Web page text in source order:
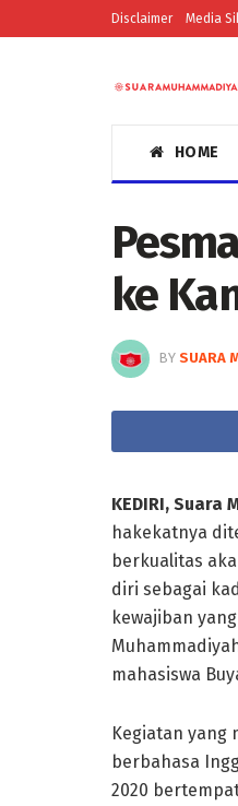
Disclaimer Media
HOME
ke
BY SUARA
KEDIRI, Suara
hakekatnya
berkualitas
diri sebagai
kewajiban
mahasiswa
Kegiatan yang
berbahasa
2020